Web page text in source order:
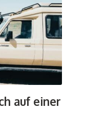
auf einer